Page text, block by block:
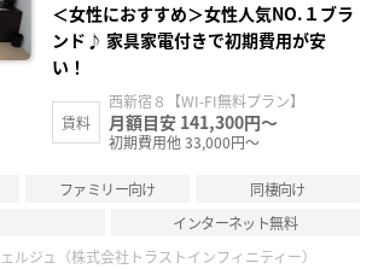
＜女性におすすめ＞女性人気NO.１ブラ
ンド♪ 家具家電付きで初期費用が安
い！
賃料
西新宿８【WI-FI無料プラン】
月額目安 141,300円～
初期費用他 33,000円～
ファミリー向け
同棲向け
インターネット無料
ルジュ（株式会社トラストインフィニティー）